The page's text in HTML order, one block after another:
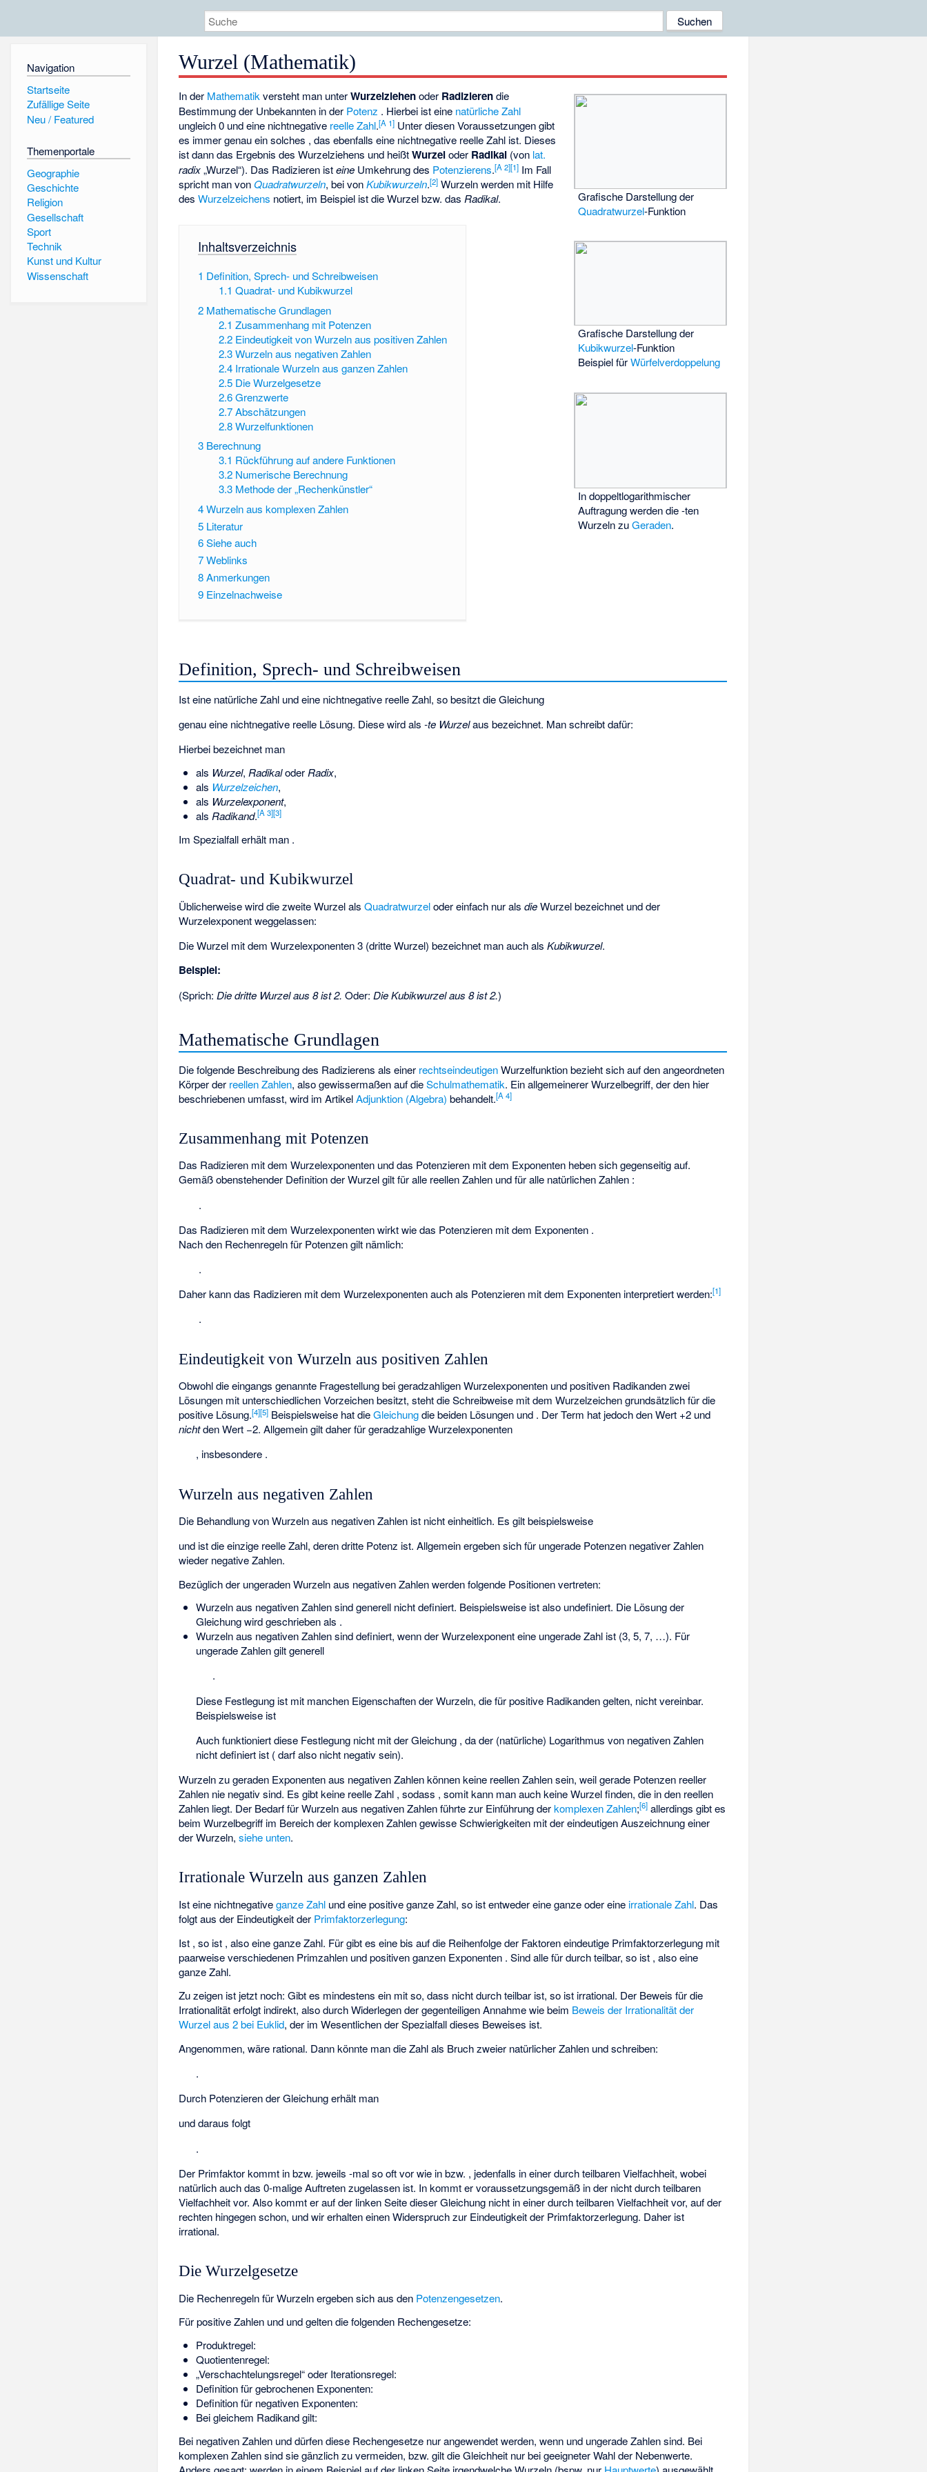
Navigation
Startseite
Zufällige Seite
Neu / Featured
Themenportale
Geographie
Geschichte
Religion
Gesellschaft
Sport
Technik
Kunst und Kultur
Wissenschaft
Wurzel (Mathematik)
Grafische Darstellung der
Quadratwurzel-Funktion
Grafische Darstellung der
Kubikwurzel-Funktion
BeispielfürWürfelverdoppelung
Indoppeltlogarithmischer
Auftragungwerden die-ten
Wurzeln zuGeraden.
In der Mathematikversteht man unterWurzelziehenoder Radizierendie
Bestimmung der Unbekannten in der Potenz . Hierbei isteine natürliche Zahl
ungleich 0 undeine nichtnegative reelle Zahl.[A 1] Unter diesen Voraussetzungen gibt
es immer genau ein solches , das ebenfalls eine nichtnegative reelle Zahl ist. Dieses
ist dann das Ergebnis des Wurzelziehens und heißtWurzeloder Radikal (von lat.
radix„Wurzel“). Das Radizieren isteine Umkehrung des Potenzierens.[A 2][1] Im Fall
spricht man vonQuadratwurzeln, beivonKubikwurzeln.[2] Wurzeln werden mit Hilfe
desWurzelzeichens notiert, im Beispiel istdie Wurzel bzw. dasRadikal.
Inhaltsverzeichnis
1 Definition, Sprech- und Schreibweisen
1.1 Quadrat- und Kubikwurzel
2 Mathematische Grundlagen
2.1 Zusammenhang mit Potenzen
2.2 Eindeutigkeit von Wurzeln aus positiven Zahlen
2.3 Wurzeln aus negativen Zahlen
2.4 Irrationale Wurzeln aus ganzen Zahlen
2.5 Die Wurzelgesetze
2.6 Grenzwerte
2.7 Abschätzungen
2.8 Wurzelfunktionen
3 Berechnung
3.1 Rückführung auf andere Funktionen
3.2 Numerische Berechnung
3.3 Methode der „Rechenkünstler“
4Wurzeln aus komplexen Zahlen
5 Literatur
6Siehe auch
7Weblinks
8Anmerkungen
9 Einzelnachweise
Definition, Sprech- und Schreibweisen
Isteine natürliche Zahl undeine nichtnegative reelle Zahl, so besitzt die Gleichung
genau eine nichtnegative reelle Lösung. Diese wird als-te Wurzelausbezeichnet. Man schreibt dafür:
Hierbei bezeichnet man
als Wurzel, Radikaloder Radix,
als Wurzelzeichen,
als Wurzelexponent,
als Radikand.[A 3][3]
Im Spezialfallerhält man .
Quadrat- und Kubikwurzel
Üblicherweise wird die zweite Wurzel alsQuadratwurzeloder einfach nur alsdieWurzel bezeichnet und der
Wurzelexponent weggelassen:
Die Wurzel mit dem Wurzelexponenten 3 (dritte Wurzel) bezeichnet man auch alsKubikwurzel.
Beispiel:
(Sprich:Die dritte Wurzel aus 8 ist 2. Oder:Die Kubikwurzel aus 8 ist 2.)
Mathematische Grundlagen
Die folgende Beschreibung des Radizierens als einer rechtseindeutigenWurzelfunktion bezieht sich auf den angeordneten
Körperder reellen Zahlen, also gewissermaßen auf dieSchulmathematik. Ein allgemeinerer Wurzelbegriff, der den hier
beschriebenen umfasst, wird im ArtikelAdjunktion (Algebra) behandelt.[A 4]
Zusammenhang mit Potenzen
Das Radizieren mit dem Wurzelexponenten und das Potenzieren mit dem Exponenten heben sich gegenseitig auf.
Gemäß obenstehender Definition der Wurzel gilt für alle reellen Zahlen und für alle natürlichen Zahlen :
.
Das Radizieren mit dem Wurzelexponentenwirkt wie das Potenzieren mit dem Exponenten .
Nach den Rechenregeln für Potenzen gilt nämlich:
.
Daher kann das Radizieren mit dem Wurzelexponentenauch als Potenzieren mit dem Exponenten interpretiert werden:[1]
.
Eindeutigkeit von Wurzeln aus positiven Zahlen
Obwohl die eingangs genannte Fragestellung bei geradzahligen Wurzelexponenten und positiven Radikanden zwei
Lösungen mit unterschiedlichen Vorzeichen besitzt, steht die Schreibweise mit dem Wurzelzeichengrundsätzlich für die
positive Lösung.[4][5] Beispielsweise hat dieGleichung die beiden Lösungen und . Der Term hat jedoch den Wert +2 und
nichtden Wert −2. Allgemein gilt daher für geradzahlige Wurzelexponenten
, insbesondere .
Wurzeln aus negativen Zahlen
Die Behandlung von Wurzeln aus negativen Zahlen ist nicht einheitlich. Es gilt beispielsweise
und ist die einzige reelle Zahl, deren dritte Potenz ist. Allgemein ergeben sich für ungerade Potenzen negativer Zahlen
wieder negative Zahlen.
Bezüglich der ungeraden Wurzeln aus negativen Zahlen werden folgende Positionen vertreten:
Wurzeln aus negativen Zahlen sind generell nicht definiert. Beispielsweise istalso undefiniert. Die Lösung der
Gleichungwird geschrieben als .
Wurzeln aus negativen Zahlen sind definiert, wenn der Wurzelexponent eine ungerade Zahl ist (3, 5, 7, …). Für
ungerade Zahlengilt generell
.
Diese Festlegung ist mit manchen Eigenschaften der Wurzeln, die für positive Radikanden gelten, nicht vereinbar.
Beispielsweise ist
Auch funktioniert diese Festlegung nicht mit der Gleichung , da der (natürliche) Logarithmus von negativen Zahlen
nicht definiert ist (darf also nicht negativ sein).
Wurzeln zu geraden Exponenten aus negativen Zahlen können keine reellen Zahlen sein, weil gerade Potenzen reeller
Zahlen nie negativ sind. Es gibt keine reelle Zahl , sodass , somit kann man auch keine Wurzelfinden, die in den reellen
Zahlen liegt. Der Bedarf für Wurzeln aus negativen Zahlen führte zur Einführung derkomplexen Zahlen;[6] allerdings gibt es
beim Wurzelbegriff im Bereich der komplexen Zahlen gewisse Schwierigkeiten mit der eindeutigen Auszeichnung einer
der Wurzeln,siehe unten.
Irrationale Wurzeln aus ganzen Zahlen
Isteine nichtnegativeganze Zahl undeine positive ganze Zahl, so istentweder eine ganze oder eine irrationale Zahl. Das
folgt aus der Eindeutigkeit der Primfaktorzerlegung:
Ist , so ist , also eine ganze Zahl. Fürgibt es eine bis auf die Reihenfolge der Faktoren eindeutige Primfaktorzerlegung mit
paarweise verschiedenen Primzahlen und positiven ganzen Exponenten . Sind allefürdurchteilbar, so ist , also eine
ganze Zahl.
Zu zeigen ist jetzt noch: Gibt es mindestens ein mitso, dass nicht durchteilbar ist, so ist irrational. Der Beweis für die
Irrationalität erfolgt indirekt, also durch Widerlegen der gegenteiligen Annahme wie beim Beweis der Irrationalität der
Wurzel aus 2 bei Euklid, der im Wesentlichen der Spezialfalldieses Beweises ist.
Angenommen,wäre rational. Dann könnte man die Zahl als Bruch zweier natürlicher Zahlen undschreiben:
.
Durch Potenzieren der Gleichung erhält man
und daraus folgt
.
Der Primfaktorkommt inbzw. jeweils-mal so oft vor wie inbzw. , jedenfalls in einer durchteilbaren Vielfachheit, wobei
natürlich auch das 0-malige Auftreten zugelassen ist. Inkommt er voraussetzungsgemäß in der nicht durchteilbaren
Vielfachheitvor. Also kommt er auf der linken Seite dieser Gleichung nicht in einer durchteilbaren Vielfachheit vor, auf der
rechten hingegen schon, und wir erhalten einen Widerspruch zur Eindeutigkeit der Primfaktorzerlegung. Daher ist
irrational.
Die Wurzelgesetze
Die Rechenregeln für Wurzeln ergeben sich aus den Potenzengesetzen.
Für positive Zahlen und undgelten die folgenden Rechengesetze:
Produktregel:
Quotientenregel:
„Verschachtelungsregel“ oder Iterationsregel:
Definition für gebrochenen Exponenten:
Definition für negativen Exponenten:
Bei gleichem Radikand gilt:
Bei negativen Zahlen unddürfen diese Rechengesetze nur angewendet werden, wenn und ungerade Zahlen sind. Bei
komplexen Zahlen sind sie gänzlich zu vermeiden, bzw. gilt die Gleichheit nur bei geeigneter Wahl der Nebenwerte.